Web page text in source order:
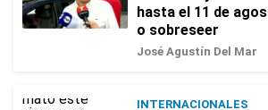
hasta el 11 de
o sobreseer
José Agustín Del Mar
INTERNACIONALES